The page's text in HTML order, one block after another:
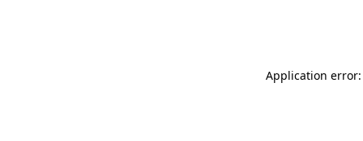
Application